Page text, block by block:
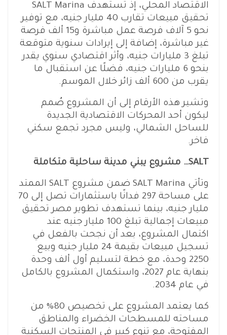
الاقتصاد المحلي، إذ تستهدف SALT Marina
تحقيق مبيعات تقارب 40 مليار جنيه، مع توفير
نحو 5 آلاف فرصة عمل مباشرة و15 ألف فرصة
غير مباشرة، إضافة إلى إيرادات سنوية متوقعة
تبلغ 3 مليارات جنيه، وأثر اقتصادي سنوي يقدر
بنحو 6 مليارات جنيه، فضلًا عن استقبال ما
يقرب من 600 ألف زائر خلال الموسم.
وتشير هذه الأرقام إلى أن المشروع صُمم
ليكون أحد المحركات الاقتصادية الجديدة
للساحل الشمالي، وليس مجرد تجمع سكني
فاخر.
SALT… مشروع يبني مدينة ساحلية متكاملة
وتأتي SALT Marina ضمن مشروع SALT الممتد
على مساحة 297 فدانًا باستثمارات تصل إلى 70
مليار جنيه، بينما تستهدف تطوير مصر تحقيق
مبيعات إجمالية تبلغ 100 مليار جنيه عند
اكتمال المشروع، بعد أن نجحت بالفعل في
تسجيل مبيعات بقيمة 24 مليار جنيه وبيع
2250 وحدة، مع خطة لتسليم أول ألف وحدة
بنهاية عام 2027، واستكمال المشروع بالكامل
في عام 2034.
كما يعتمد المشروع على تخصيص 80% من
مساحته للمسطحات الخضراء والمناطق
المفتوحة، مع تنوع كبير في المنتجات السكنية